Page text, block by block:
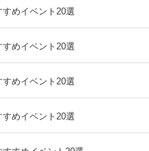
めイベント20選
めイベント20選
めイベント20選
めイベント20選